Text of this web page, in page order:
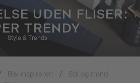
UDEN FLISER:
TRENDY
Style & Trends
Bliv inspireret!
Stil og trend